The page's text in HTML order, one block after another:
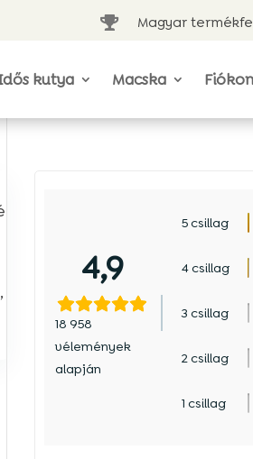
 Magyar
kutya Macska
4,9
18 958
vélemények
alapján
5 csillag
4 csillag
3 csillag
2 csillag
1 csillag